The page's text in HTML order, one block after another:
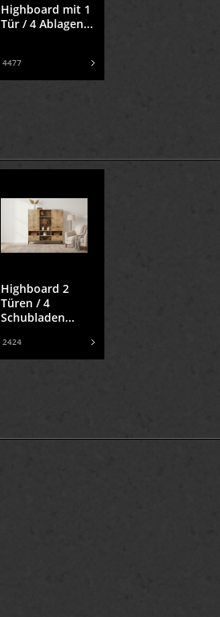
Highboard mit 1
Tür / 4 Ablagen...
4477
Highboard 2
Türen / 4
Schubladen...
2424